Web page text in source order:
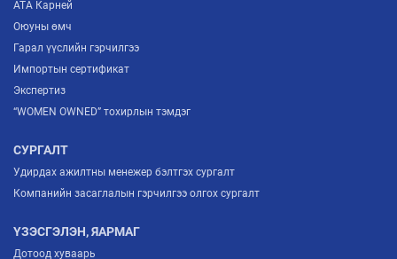
ATA Карней
Оюуны өмч
Гарал үүслийн гэрчилгээ
Импортын сертификат
Экспертиз
“WOMEN OWNED” тохирлын тэмдэг
СУРГАЛТ
Удирдах ажилтны менежер бэлтгэх сургалт
Компанийн засаглалын гэрчилгээ олгох сургалт
ҮЗЭСГЭЛЭН, ЯАРМАГ
Дотоод хуваарь